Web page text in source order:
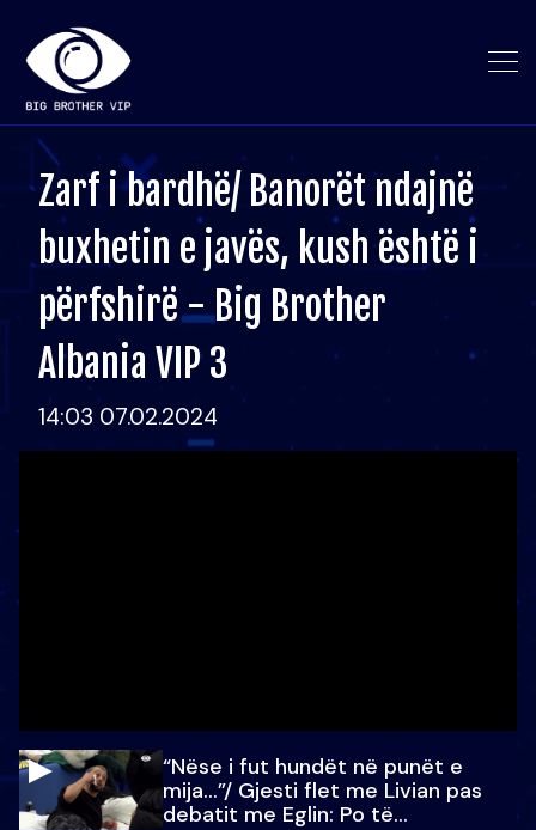
Zarf i bardhë/ Banorët ndajnë
buxhetin e javës, kush është i
përfshirë - Big Brother
Albania VIP 3
14:03 07.02.2024
“Nëse i fut hundët në punët e
mija…”/ Gjesti flet me Livian pas
debatit me Eglin: Po të